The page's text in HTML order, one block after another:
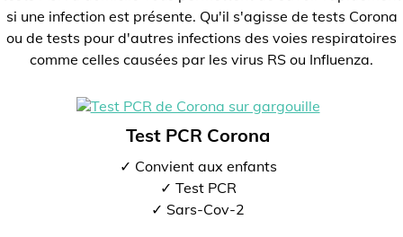
si une infection est présente. Qu'il s'agisse de tests Corona
ou de tests pour d'autres infections des voies respiratoires
comme celles causées par les virus RS ou Influenza.
Test PCR Corona
✓ Convient aux enfants
✓ Test PCR
✓ Sars-Cov-2